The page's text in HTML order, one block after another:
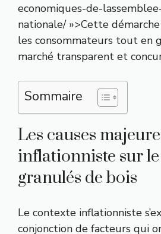
economiques-de-
nationale/ »>Cette
les consommateurs tout en
marché transparent et
Sommaire
Les causes
inflationniste sur
granulés de bois
Le contexte inflationniste
conjonction de facteurs qui